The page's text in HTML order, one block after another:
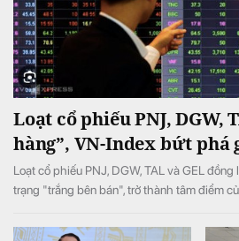
Loạt cổ phiếu PNJ, DGW,
hàng”, VN-Index bứt phá
Loạt cổ phiếu PNJ, DGW, TAL và GEL đồng
trạng "trắng bên bán", trở thành tâm điểm